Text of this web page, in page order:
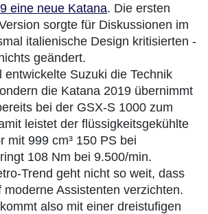
eine neue Katana. Die ersten
sorgte für Diskussionen im
italienische Design kritisierten -
geändert.
entwickelte Suzuki die Technik
die Katana 2019 übernimmt
bei der GSX-S 1000 zum
leistet der flüssigkeitsgekühlte
mit 999 cm³ 150 PS bei
108 Nm bei 9.500/min.
Trend geht nicht so weit, dass
Assistenten verzichten.
also mit einer dreistufigen